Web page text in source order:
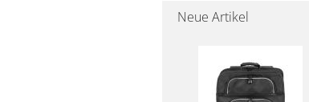
Neue Artikel